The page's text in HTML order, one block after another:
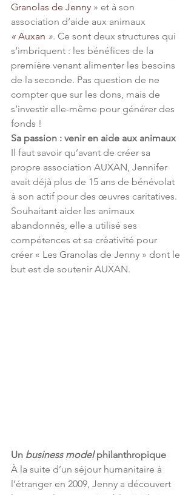
Granolas de Jenny » et à son
association d’aide aux animaux
« Auxan ». Ce sont deux structures qui
s‘imbriquent : les bénéfices de la
première venant alimenter les besoins
de la seconde. Pas question de ne
compter que sur les dons, mais de
s’investir elle-même pour générer des
fonds !
Sa passion : venir en aide aux animaux
Il faut savoir qu’avant de créer sa
propre association AUXAN, Jennifer
avait déjà plus de 15 ans de bénévolat
à son actif pour des œuvres caritatives.
Souhaitant aider les animaux
abandonnés, elle a utilisé ses
compétences et sa créativité pour
créer « Les Granolas de Jenny » dont le
but est de soutenir AUXAN.
Un business model philanthropique
À la suite d’un séjour humanitaire à
l’étranger en 2009, Jenny a découvert